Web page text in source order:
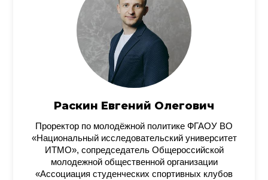
Раскин Евгений Олегович
Проректор по молодёжной политике ФГАОУ ВО
«Национальный исследовательский университет
ИТМО», сопредседатель Общероссийской
молодежной общественной организации
«Ассоциация студенческих спортивных клубов